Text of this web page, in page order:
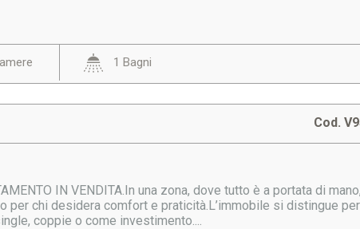
1 Bagni
Cod.
IN VENDITA.In una zona, dove tutto è a portata di
per chi desidera comfort e praticità.L’immobile si distingue
coppie o come investimento....